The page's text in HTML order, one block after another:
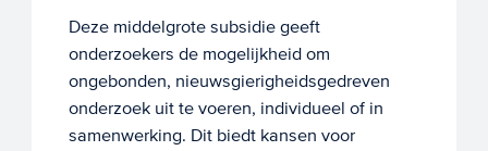
Deze middelgrote subsidie geeft
onderzoekers de mogelijkheid om
ongebonden, nieuwsgierigheidsgedreven
onderzoek uit te voeren, individueel of in
samenwerking. Dit biedt kansen voor